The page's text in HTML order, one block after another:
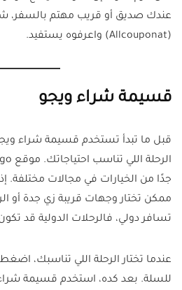
عندك صديق أو قريب مهتم بالسفر،
(Allcouponat) واعرفوه يستفيد.
قسيمة شراء ويجو
قبل ما تبدأ تستخدم قسيمة شراء
جدًا من الخيارات في مجالات مختلفة.
ممكن تختار وجهات قريبة زي جدة أو
تسافر دولي، فالرحلات الدولية قد تكون
عندما تختار الرحلة اللي تناسبك،